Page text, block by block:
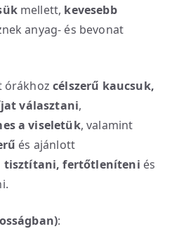
mellett, kevesebb
anyag- és bevonat
órákhozcélszerű kaucsuk,
választani,
a viseletük, valamint
és ajánlott
tisztítani, fertőtleníteni és
: